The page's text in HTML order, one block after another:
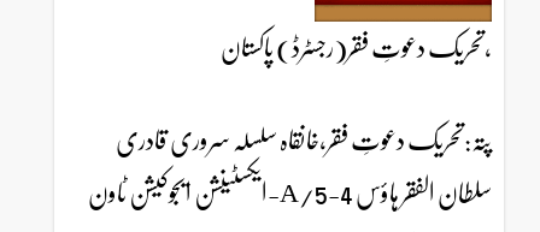
،تحریک دعوتِ فقر(رجسٹرڈ) پاکستان
پتہ:تحریک دعوتِ فقر،خانقاہ سلسلہ سروری قادری
سلطان الفقر ہاؤس 4-5/A-ایکسٹینشن ایجوکیشن ٹاون